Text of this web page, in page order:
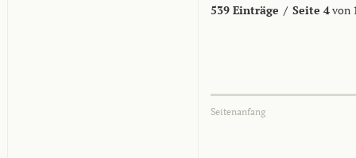
539 Einträge / Seite 4von
Seitenanfang